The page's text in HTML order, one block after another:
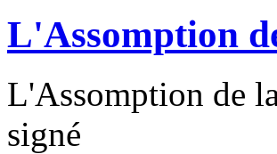
L'Assomption
L'Assomption de
signé